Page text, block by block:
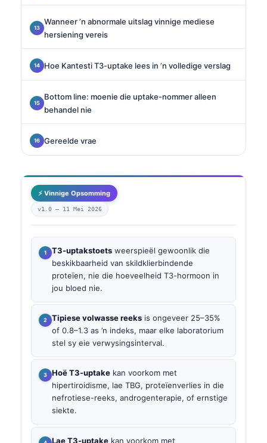
Wanneer ’n abnormale uitslag vinnige mediese
hersiening vereis
Hoe Kantesti T3-uptake lees in ’n volledige verslag
Bottom line: moenie die uptake-nommer alleen
behandel nie
Gereelde vrae
⚡ Vinnige Opsomming
v1.0 — 11 Mei 2026
T3-uptakstoets weerspieël gewoonlik die
beskikbaarheid van skildklierbindende
proteïen, nie die hoeveelheid T3-hormoon in
jou bloed nie.
Tipiese volwasse reeks is ongeveer 25–35%
of 0.8–1.3 as ’n indeks, maar elke laboratorium
stel sy eie verwysingsinterval.
Hoë T3-uptake kan voorkom met
hipertiroidisme, lae TBG, proteïenverlies in die
nefrotiese-reeks, androgenterapie, of ernstige
siekte.
Lae T3-uptake kan voorkom met